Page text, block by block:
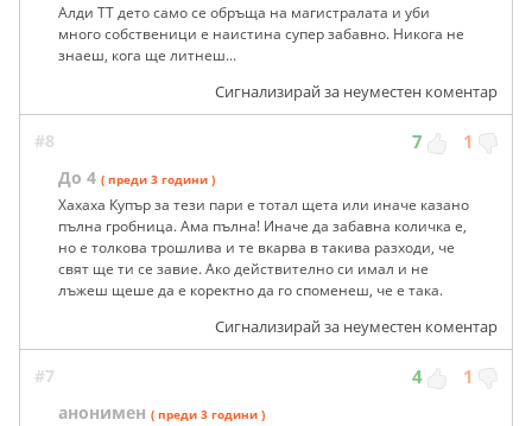
Алди ТТ дето само се обръща на магистралата и уби
много собственици е наистина супер забавно. Никога не
знаеш, кога ще литнеш...
Сигнализирай за неуместен коментар
#8 7 1
До 4 ( преди 3 години )
Хахаха Купър за тези пари е тотал щета или иначе казано
пълна гробница. Ама пълна! Иначе да забавна количка е,
но е толкова трошлива и те вкарва в такива разходи, че
свят ще ти се завие. Ако действително си имал и не
лъжеш щеше да е коректно да го споменеш, че е така.
Сигнализирай за неуместен коментар
#7 4 1
анонимен ( преди 3 години )